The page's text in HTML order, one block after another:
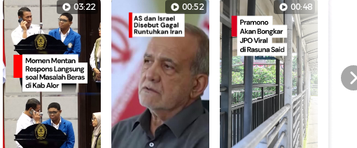
03:22 00:52 00:48